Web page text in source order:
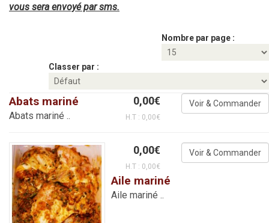
vous sera envoyé par sms.
Nombre par page :
Classer par :
0,00€
H.T : 0,00€
Abats mariné
Abats mariné ..
0,00€
H.T : 0,00€
Aile mariné
Aile mariné ..